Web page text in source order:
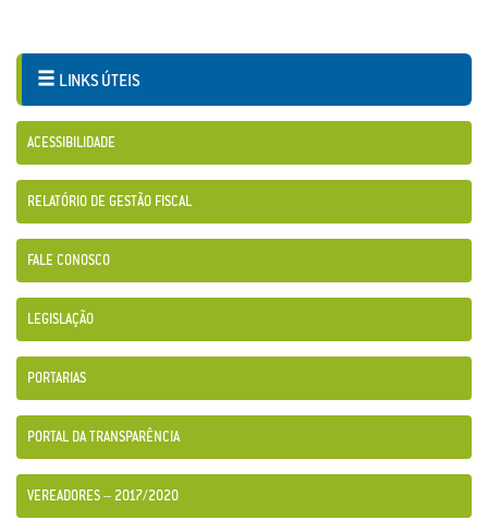
LINKS ÚTEIS
ACESSIBILIDADE
RELATÓRIO DE GESTÃO FISCAL
FALE CONOSCO
LEGISLAÇÃO
PORTARIAS
PORTAL DA TRANSPARÊNCIA
VEREADORES – 2017/2020